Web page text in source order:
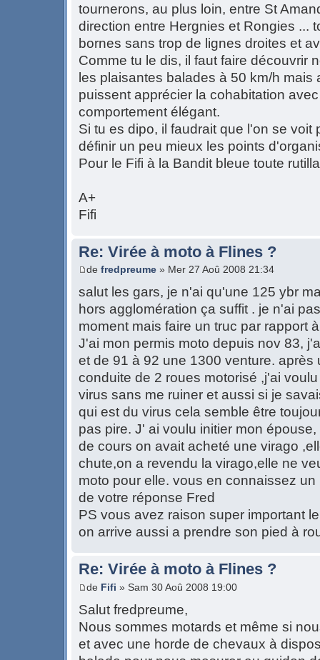
tournerons, au plus loin, entre St
direction entre Hergnies et Rongies ...
bornes sans trop de lignes droites et
Comme tu le dis, il faut faire découvrir
les plaisantes balades à 50 km/h mais
puissent apprécier la cohabitation
comportement élégant.
Si tu es dipo, il faudrait que l'on se voit
définir un peu mieux les points
Pour le Fifi à la Bandit bleue toute
A+
Fifi
Re: Virée à moto à Flines ?
de fredpreume » Mer 27 Aoû 2008 21:34
salut les gars, je n'ai qu'une 125 ybr
hors agglomération ça suffit . je n'ai
moment mais faire un truc par rapport
J'ai mon permis moto depuis nov 83,
et de 91 à 92 une 1300 venture. après
conduite de 2 roues motorisé ,j'ai
virus sans me ruiner et aussi si je
qui est du virus cela semble être
pas pire. J' ai voulu initier mon
de cours on avait acheté une virago
chute,on a revendu la virago,elle ne
moto pour elle. vous en connaissez
de votre réponse Fred
PS vous avez raison super important
on arrive aussi a prendre son pied à
Re: Virée à moto à Flines ?
de Fifi » Sam 30 Aoû 2008 19:00
Salut fredpreume,
Nous sommes motards et même si
et avec une horde de chevaux à